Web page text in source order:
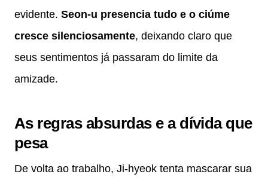
evidente. Seon-u presencia tudo e o ciúme
cresce silenciosamente, deixando claro que
seus sentimentos já passaram do limite da
amizade.
As regras absurdas e a dívida que
pesa
De volta ao trabalho, Ji-hyeok tenta mascarar sua